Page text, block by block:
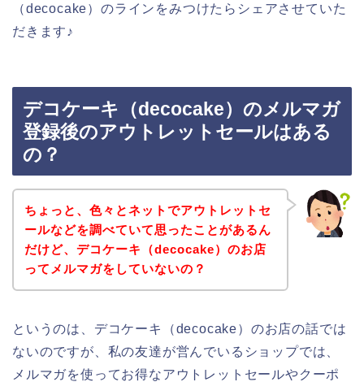
（decocake）のラインをみつけたらシェアさせていた
だきます♪
デコケーキ（decocake）のメルマガ
登録後のアウトレットセールはある
の？
ちょっと、色々とネットでアウトレットセ
ールなどを調べていて思ったことがあるん
だけど、デコケーキ（decocake）のお店
ってメルマガをしていないの？
というのは、デコケーキ（decocake）のお店の話では
ないのですが、私の友達が営んでいるショップでは、
メルマガを使ってお得なアウトレットセールやクーポ